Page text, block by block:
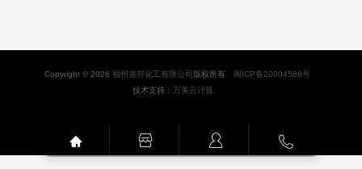
   
Copyright © 2026 福州速邦化工有限公司 版权所有
闽ICP备20004588号
技术支持： 万美云计算